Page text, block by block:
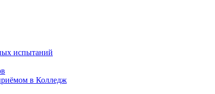
испытаний
в Колледж